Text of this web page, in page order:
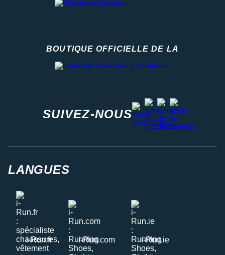
BOUTIQUE OFFICIELLE DE LA
SUIVEZ-NOUS
instagram
facebook
stravayoutube
LANGUES
i-Run.fr i-Run.com i-Run.ie